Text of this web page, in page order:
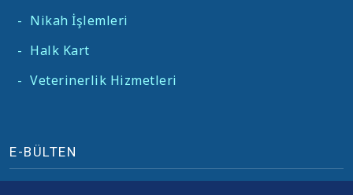
- Nikah İşlemleri
- Halk Kart
- Veterinerlik Hizmetleri
E-BÜLTEN